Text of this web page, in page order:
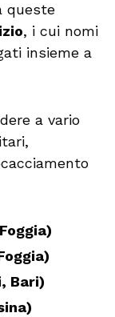
queste
, i cui nomi
insieme a
a vario
Bari)